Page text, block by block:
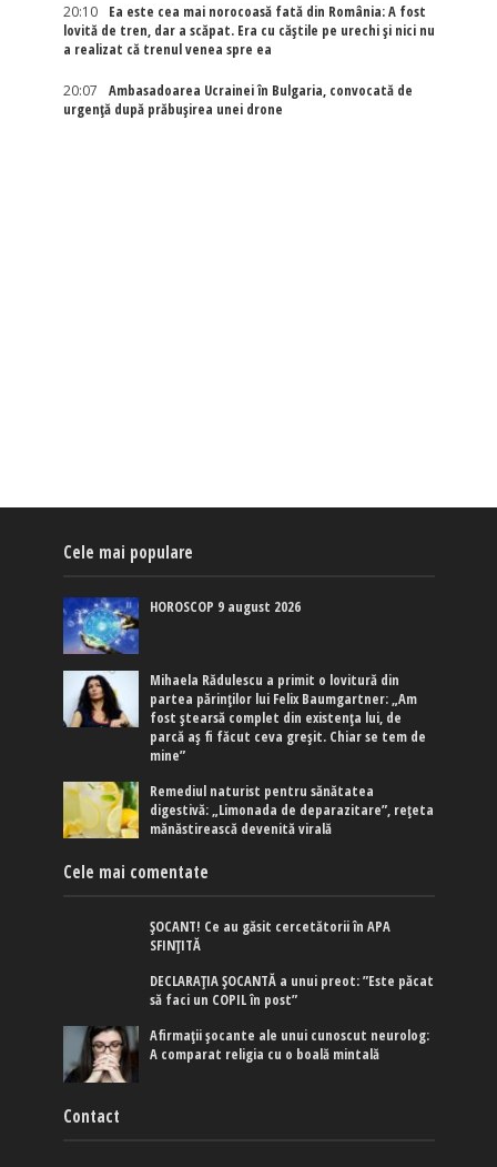
20:10
Ea este cea mai norocoasă fată din România: A fost
lovită de tren, dar a scăpat. Era cu căștile pe urechi și nici nu
a realizat că trenul venea spre ea
20:07
Ambasadoarea Ucrainei în Bulgaria, convocată de
urgență după prăbușirea unei drone
Cele mai populare
HOROSCOP 9 august 2026
Mihaela Rădulescu a primit o lovitură din
partea părinților lui Felix Baumgartner: „Am
fost ștearsă complet din existența lui, de
parcă aș fi făcut ceva greșit. Chiar se tem de
mine”
Remediul naturist pentru sănătatea
digestivă: „Limonada de deparazitare”, rețeta
mănăstirească devenită virală
Cele mai comentate
ȘOCANT! Ce au găsit cercetătorii în APA
SFINȚITĂ
DECLARAȚIA ȘOCANTĂ a unui preot: ”Este păcat
să faci un COPIL în post”
Afirmaţii şocante ale unui cunoscut neurolog:
A comparat religia cu o boală mintală
Contact